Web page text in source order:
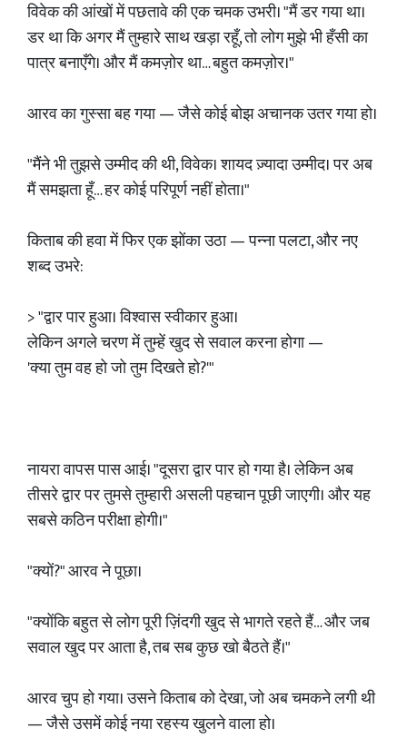
विवेक की आंखों में पछतावे की एक चमक उभरी। "मैं डर गया था।
डर था कि अगर मैं तुम्हारे साथ खड़ा रहूँ, तो लोग मुझे भी हँसी का
पात्र बनाएँगे। और मैं कमज़ोर था… बहुत कमज़ोर।"
आरव का गुस्सा बह गया — जैसे कोई बोझ अचानक उतर गया हो।
"मैंने भी तुझसे उम्मीद की थी, विवेक। शायद ज़्यादा उम्मीद। पर अब
मैं समझता हूँ… हर कोई परिपूर्ण नहीं होता।"
किताब की हवा में फिर एक झोंका उठा — पन्ना पलटा, और नए
शब्द उभरे:
> "द्वार पार हुआ। विश्वास स्वीकार हुआ।
लेकिन अगले चरण में तुम्हें खुद से सवाल करना होगा —
'क्या तुम वह हो जो तुम दिखते हो?'"
नायरा वापस पास आई। "दूसरा द्वार पार हो गया है। लेकिन अब
तीसरे द्वार पर तुमसे तुम्हारी असली पहचान पूछी जाएगी। और यह
सबसे कठिन परीक्षा होगी।"
"क्यों?" आरव ने पूछा।
"क्योंकि बहुत से लोग पूरी ज़िंदगी खुद से भागते रहते हैं… और जब
सवाल खुद पर आता है, तब सब कुछ खो बैठते हैं।"
आरव चुप हो गया। उसने किताब को देखा, जो अब चमकने लगी थी
— जैसे उसमें कोई नया रहस्य खुलने वाला हो।